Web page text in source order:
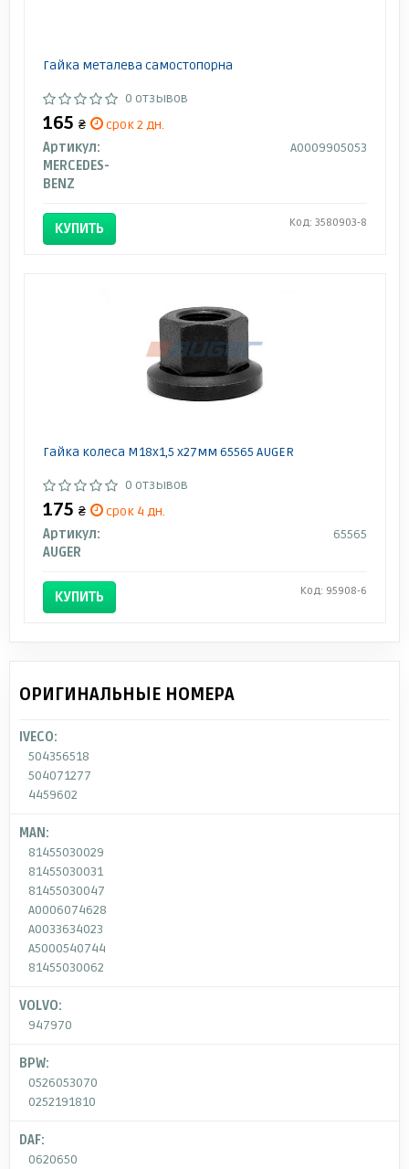
Гайка металева самостопорна
0 отзывов
165 ₴
срок 2 дн.
Артикул:
A0009905053
MERCEDES-
BENZ
КУПИТЬ Код: 3580903-8
Гайка колеса M18x1,5 x27мм 65565 AUGER
0 отзывов
175 ₴
срок 4 дн.
Артикул:
65565
AUGER
КУПИТЬ Код: 95908-6
ОРИГИНАЛЬНЫЕ НОМЕРА
IVECO:
504356518
504071277
4459602
MAN:
81455030029
81455030031
81455030047
A0006074628
A0033634023
A5000540744
81455030062
VOLVO:
947970
BPW:
0526053070
0252191810
DAF:
0620650